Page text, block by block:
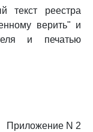
текст реестра
верить" и
и печатью
Приложение N 2